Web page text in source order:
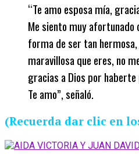
“Te amo esposa mía,
Me siento muy
forma de ser tan
maravillosa que eres, no
gracias a Dios por
Te amo”, señaló.
(Recuerda dar clic en